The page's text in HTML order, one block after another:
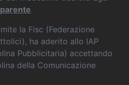
la Fisc (Federazione
ha aderito allo IAP
Pubblicitaria) accettando
della Comunicazione